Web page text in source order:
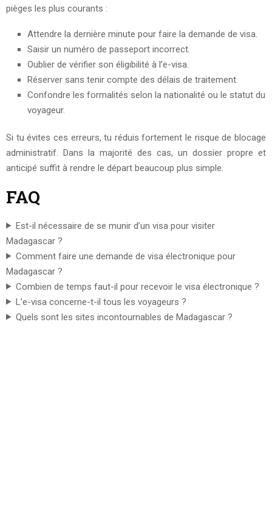
pièges les plus courants :
Attendre la dernière minute pour faire la demande de visa.
Saisir un numéro de passeport incorrect.
Oublier de vérifier son éligibilité à l’e-visa.
Réserver sans tenir compte des délais de traitement.
Confondre les formalités selon la nationalité ou le statut du
voyageur.
Si tu évites ces erreurs, tu réduis fortement le risque de blocage
administratif. Dans la majorité des cas, un dossier propre et
anticipé suffit à rendre le départ beaucoup plus simple.
FAQ
Est-il nécessaire de se munir d’un visa pour visiter
Madagascar ?
Comment faire une demande de visa électronique pour
Madagascar ?
Combien de temps faut-il pour recevoir le visa électronique ?
L’e-visa concerne-t-il tous les voyageurs ?
Quels sont les sites incontournables de Madagascar ?